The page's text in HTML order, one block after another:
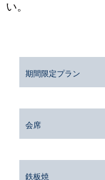
い。
期間限定プラン
会席
鉄板焼